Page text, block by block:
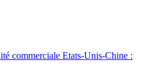
commerciale Etats-Unis-Chine :